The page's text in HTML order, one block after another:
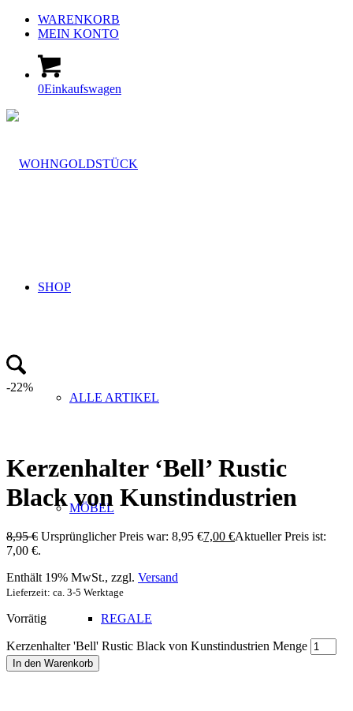
WARENKORB
MEIN KONTO
0Einkaufswagen
SHOP
ALLE ARTIKEL
MÖBEL
REGALE
-22%
Kerzenhalter ‘Bell’ Rustic
Black von Kunstindustrien
8,95€ Ursprünglicher Preis war: 8,95 €7,00 €Aktueller Preis ist:
7,00 €.
Enthält 19% MwSt., zzgl. Versand
Lieferzeit: ca. 3-5 Werktage
Vorrätig
Kerzenhalter 'Bell' Rustic Black von Kunstindustrien Menge
In den Warenkorb